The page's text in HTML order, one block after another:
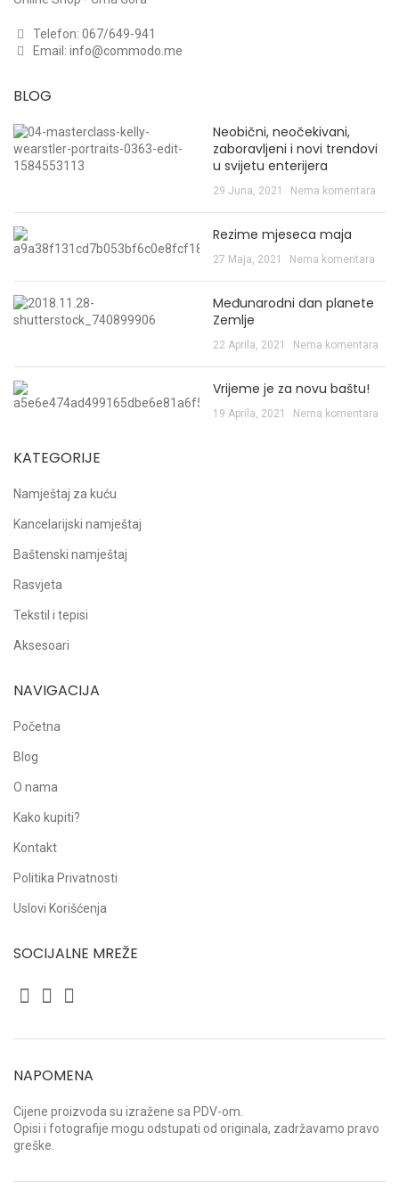
Telefon: 067/649-941
Email: info@commodo.me
BLOG
Neobični, neočekivani,
zaboravljeni i novi trendovi
u svijetu enterijera
29 Juna, 2021 Nema komentara
Rezime mjeseca maja
27 Maja, 2021 Nema komentara
Međunarodni dan planete
Zemlje
22 Aprila, 2021 Nema komentara
Vrijeme je za novu baštu!
19 Aprila, 2021 Nema komentara
KATEGORIJE
Namještaj za kuću
Kancelarijski namještaj
Baštenski namještaj
Rasvjeta
Tekstil i tepisi
Aksesoari
NAVIGACIJA
Početna
Blog
O nama
Kako kupiti?
Kontakt
Politika Privatnosti
Uslovi Korišćenja
SOCIJALNE MREŽE
NAPOMENA
Cijene proizvoda su izražene sa PDV-om.
Opisi i fotografije mogu odstupati od originala, zadržavamo pravo
greške.